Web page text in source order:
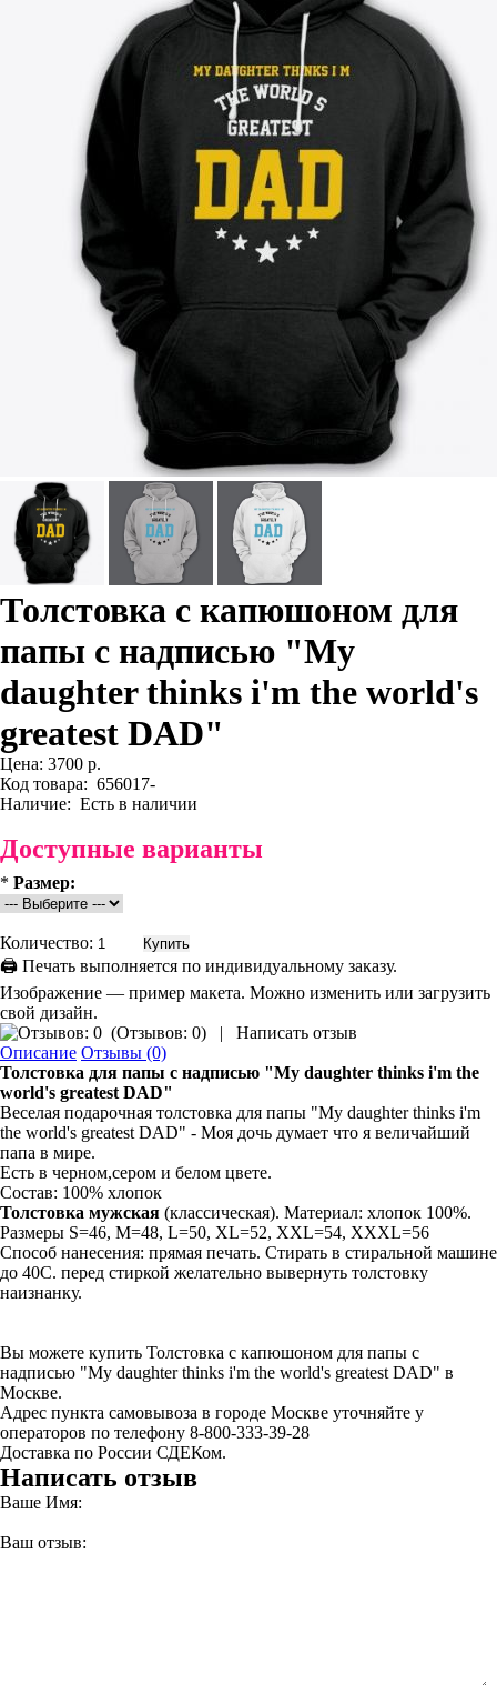
Толстовка с капюшоном для
папы с надписью "My
daughter thinks i'm the world's
greatest DAD"
Цена: 3700 р.
Код товара: 656017-
Наличие: Есть в наличии
Доступные варианты
* Размер:
Количество:
🖨 Печать выполняется по индивидуальному заказу.
Изображение — пример макета. Можно изменить или загрузить
свой дизайн.
(Отзывов: 0) |
Написать отзыв
Описание Отзывы (0)
Толстовка для папы с надписью "My daughter thinks i'm the
world's greatest DAD"
Веселая подарочная толстовка для папы "My daughter thinks i'm
the world's greatest DAD" - Моя дочь думает что я величайший
папа в мире.
Есть в черном,сером и белом цвете.
Состав: 100% хлопок
Толстовка мужская (классическая). Материал: хлопок 100%.
Размеры S=46, M=48, L=50, XL=52, XXL=54, XXXL=56
Способ нанесения: прямая печать. Стирать в стиральной машине
до 40С. перед стиркой желательно вывернуть толстовку
наизнанку.
Вы можете купить Толстовка с капюшоном для папы с
надписью "My daughter thinks i'm the world's greatest DAD" в
Москве.
Адрес пункта самовывоза в городе Москве уточняйте у
операторов по телефону 8-800-333-39-28
Доставка по России СДЕКом.
Написать отзыв
Ваше Имя:
Ваш отзыв: